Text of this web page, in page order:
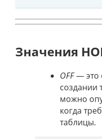
Значения
OFF— это
создании
можно
когда
таблицы.